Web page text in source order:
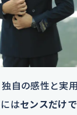
自の感性と実
はセンスだけ